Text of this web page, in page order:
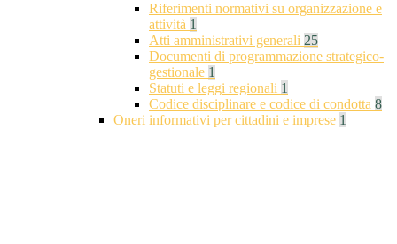
Riferimenti normativi su organizzazione e
attività 1
Atti amministrativi generali 25
Documenti di programmazione strategico-
gestionale 1
Statuti e leggi regionali 1
Codice disciplinare e codice di condotta 8
Oneri informativi per cittadini e imprese 1